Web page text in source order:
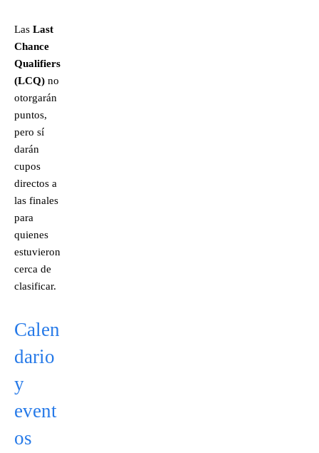
Las Last
Chance
Qualifiers
(LCQ) no
otorgarán
puntos,
pero sí
darán
cupos
directos a
las finales
para
quienes
estuvieron
cerca de
clasificar.
Calen
dario
y
event
os